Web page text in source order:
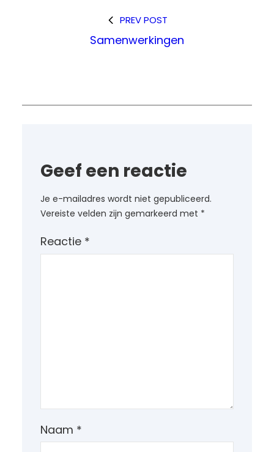
PREV POST
Samenwerkingen
Geef een reactie
Je e-mailadres wordt niet gepubliceerd.
Vereiste velden zijn gemarkeerd met *
Reactie *
Naam *